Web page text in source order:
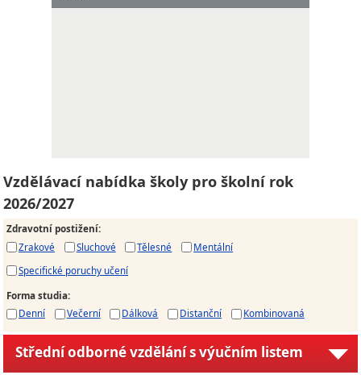
Vzdělávací nabídka školy pro školní rok
2026/2027
Zdravotní postižení:
Zrakové
Sluchové Tělesné
Mentální
Specifické poruchy učení
Forma studia:
Denní
Večerní Dálková Distanční Kombinovaná
Střední odborné vzdělání s výučním listem